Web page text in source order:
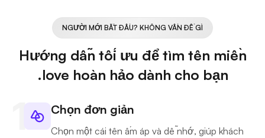
NGƯỜI MỚI BẮT ĐẦU? KHÔNG VẤN ĐỀ GÌ
Hướng dẫn tối ưu để tìm tên miền
.love hoàn hảo dành cho bạn
Chọn đơn giản
Chọn một cái tên ấm áp và dễ nhớ, giúp khách